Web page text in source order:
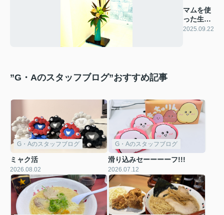
マムを使
った生け
花
2025.09.22
”G・Aのスタッフブログ”おすすめ記事
G・Aのスタッフブログ
ミャク活
2026.08.02
G・Aのスタッフブログ
滑り込みセーーーーフ!!!
2026.07.12